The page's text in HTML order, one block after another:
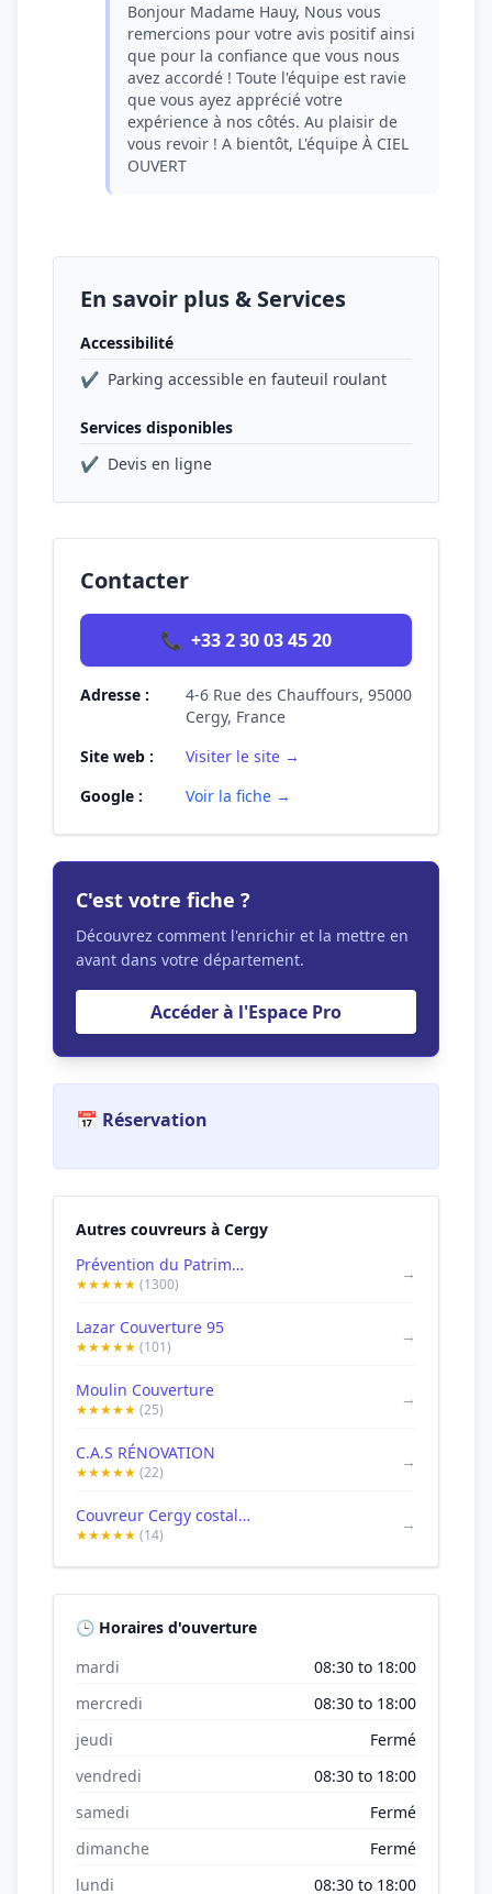
Bonjour Madame Hauy, Nous vous
remercions pour votre avis positif ainsi
que pour la confiance que vous nous
avez accordé ! Toute l'équipe est ravie
que vous ayez apprécié votre
expérience à nos côtés. Au plaisir de
vous revoir ! A bientôt, L'équipe À CIEL
OUVERT
En savoir plus & Services
Accessibilité
✔ Parking accessible en fauteuil roulant
Services disponibles
✔ Devis en ligne
Contacter
📞 +33 2 30 03 45 20
Adresse :
4-6 Rue des Chauffours, 95000
Cergy, France
Site web :
Visiter le site →
Google :
Voir la fiche →
C'est votre fiche ?
Découvrez comment l'enrichir et la mettre en
avant dans votre département.
Accéder à l'Espace Pro
📅 Réservation
Autres couvreurs à Cergy
Prévention du Patrimoine Français
★★★★★ (1300)
→
Lazar Couverture 95
★★★★★ (101)
→
Moulin Couverture
★★★★★ (25)
→
C.A.S RÉNOVATION
★★★★★ (22)
→
Couvreur Cergy costallat couverture
★★★★★ (14)
→
🕒 Horaires d'ouverture
mardi
08:30 to 18:00
mercredi
08:30 to 18:00
jeudi
Fermé
vendredi
08:30 to 18:00
samedi
Fermé
dimanche
Fermé
lundi
08:30 to 18:00